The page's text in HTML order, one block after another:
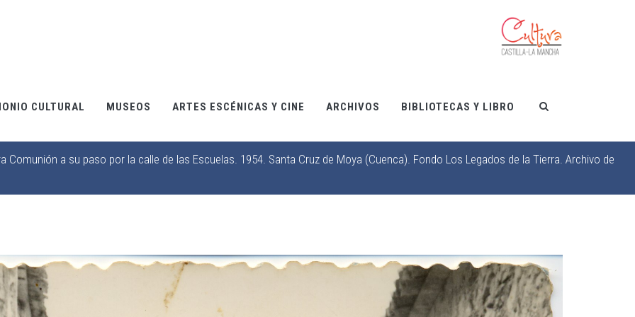
CULTURAL MUSEOS ARTES ESCÉNICAS Y CINE ARCHIVOS BIBLIOTECAS Y LIBRO
a su paso por la calle de las Escuelas. 1954. Santa Cruz de Moya (Cuenca). Fondo Los Legados de la Tierra. Archivo de